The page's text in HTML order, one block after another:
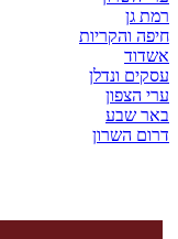
רמת גן
חיפה והקריות
אשדוד
עסקים ונדלן
ערי הצפון
באר שבע
דרום השרון